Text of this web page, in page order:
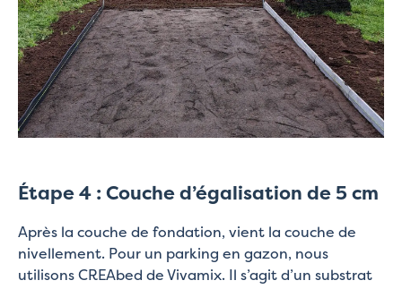
Étape 4 : Couche d’égalisation de 5 cm
Après la couche de fondation, vient la couche de
nivellement. Pour un parking en gazon, nous
utilisons CREAbed de Vivamix. Il s’agit d’un substrat